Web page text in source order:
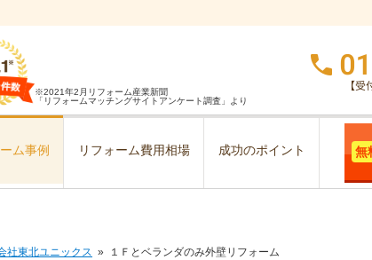
※2021年2月リフォーム産業新聞
「リフォームマッチングサイトアンケート調査」より
ム事例 リフォーム費用相場 成功のポイント 無
社東北ユニックス １Ｆとベランダのみ外壁リフォーム